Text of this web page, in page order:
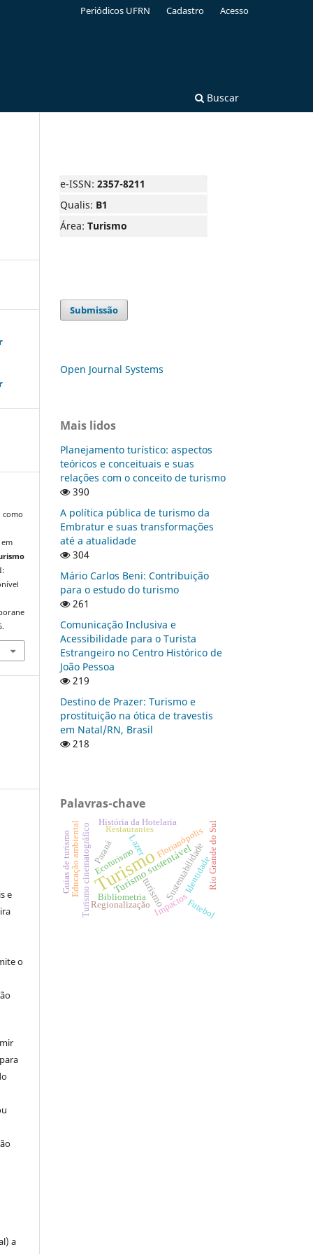
Buscar
Periódicos UFRN Cadastro Acesso
como
e
o
a
e-ISSN: 2357-8211
Qualis: B1
Área: Turismo
Submissão
Open Journal Systems
Mais lidos
Planejamento turístico: aspectos
teóricos e conceituais e suas
relações com o conceito de turismo
390
A política pública de turismo da
Embratur e suas transformações
até a atualidade
304
Mário Carlos Beni: Contribuição
para o estudo do turismo
261
Comunicação Inclusiva e
Acessibilidade para o Turista
Estrangeiro no Centro Histórico de
João Pessoa
219
Destino de Prazer: Turismo e
prostituição na ótica de travestis
em Natal/RN, Brasil
218
Palavras-chave
Turismo
Turismo sustentável
turismoImpactos
Lazer Sustentabilidade
Ecoturismo
Florianópolis
Turismo cinematográficoRegionalização
Restaurantes
Paraná
Bibliometria
Identidade
História da Hotelaria Rio Grande do Sul
Futebol
Educação ambiental
Guias de turismo